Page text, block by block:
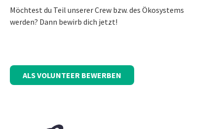
Möchtest du Teil unserer Crew bzw. des Ökosystems
werden? Dann bewirb dich jetzt!
ALS VOLUNTEER BEWERBEN